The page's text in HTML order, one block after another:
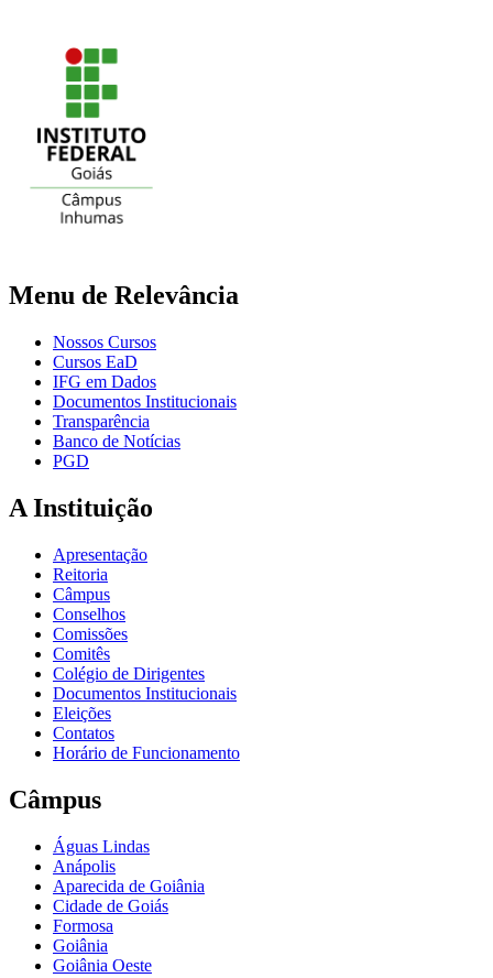
Menu de Relevância
Nossos Cursos
Cursos EaD
IFG em Dados
Documentos Institucionais
Transparência
Banco de Notícias
PGD
A Instituição
Apresentação
Reitoria
Câmpus
Conselhos
Comissões
Comitês
Colégio de Dirigentes
Documentos Institucionais
Eleições
Contatos
Horário de Funcionamento
Câmpus
Águas Lindas
Anápolis
Aparecida de Goiânia
Cidade de Goiás
Formosa
Goiânia
Goiânia Oeste